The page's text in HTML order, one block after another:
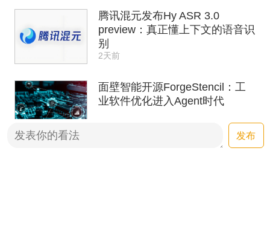
腾讯混元发布Hy ASR 3.0
preview：真正懂上下文的语音识
别
2天前
面壁智能开源ForgeStencil：工
业软件优化进入Agent时代
发布